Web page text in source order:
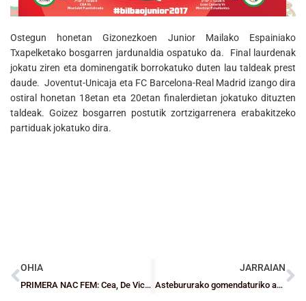
Ostegun honetan Gizonezkoen Junior Mailako Espainiako
Txapelketako bosgarren jardunaldia ospatuko da. Final laurdenak
jokatu ziren eta dominengatik borrokatuko duten lau taldeak prest
daude. Joventut-Unicaja eta FC Barcelona-Real Madrid izango dira
ostiral honetan 18etan eta 20etan finalerdietan jokatuko dituzten
taldeak. Goizez bosgarren postutik zortzigarrenera erabakitzeko
partiduak jokatuko dira.
OHIA
PRIMERA NAC FEM: Cea, De Vicente y Alcántara, las opciones bizkainas para acceder a la Fase de Ascenso a LF2
JARRAIAN
Astebururako gomendaturiko agenda